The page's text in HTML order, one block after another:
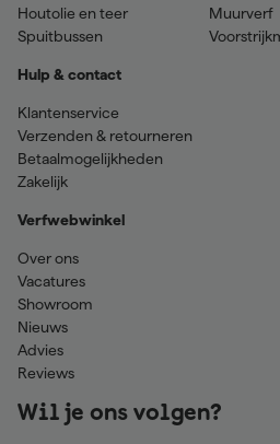
Houtolie en teer
Spuitbussen
Muurverf
Hulp & contact
Klantenservice
Verzenden & retourneren
Betaalmogelijkheden
Zakelijk
Verfwebwinkel
Over ons
Vacatures
Showroom
Nieuws
Advies
Reviews
Wil je ons volgen?